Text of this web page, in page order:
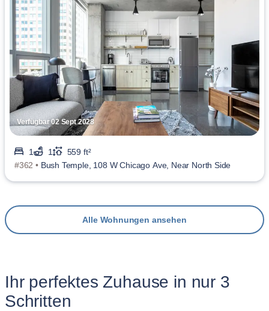
Verfügbar 02 Sept 2028
1 1
559 ft²
#362 • Bush Temple, 108 W Chicago Ave, Near North Side
Alle Wohnungen ansehen
Ihr perfektes Zuhause in nur 3
Schritten